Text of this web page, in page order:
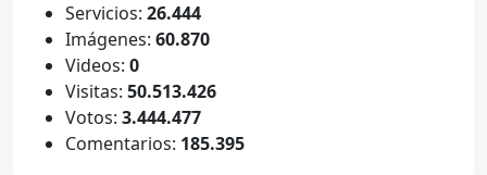
Servicios: 26.444
Imágenes: 60.870
Videos: 0
Visitas: 50.513.426
Votos: 3.444.477
Comentarios: 185.395